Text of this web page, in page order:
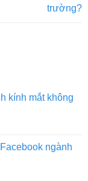
trường?
kính mắt không
ngành